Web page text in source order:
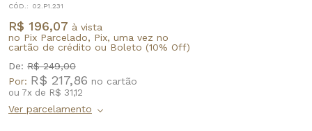
CÓD.: 02.P1.231
R$ 196,07 à vista
no Pix Parcelado, Pix, uma vez no
cartão de crédito ou Boleto (10% Off)
De: R$ 249,00
Por: R$ 217,86
ou 7x de R$ 31,12